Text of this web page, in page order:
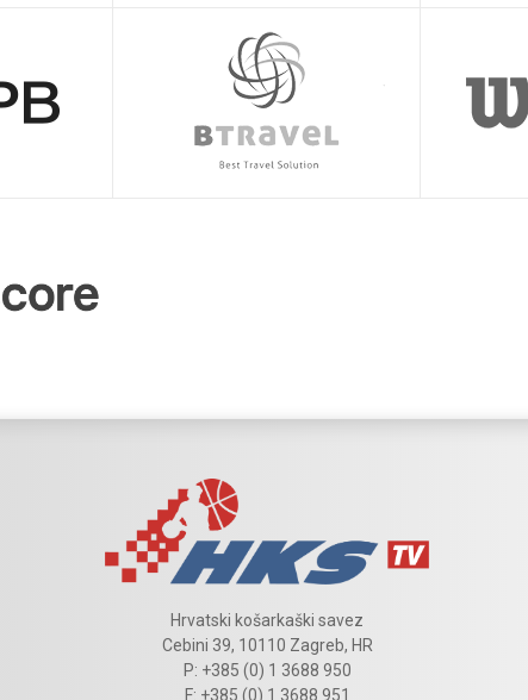
Hrvatski košarkaški savez
Cebini 39, 10110 Zagreb, HR
P: +385 (0) 1 3688 950
F: +385 (0) 1 3688 951